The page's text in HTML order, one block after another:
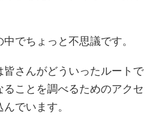
でちょっと不思議です。
皆さんがどういったルートで
ことを調べるためのアクセ
でいます。